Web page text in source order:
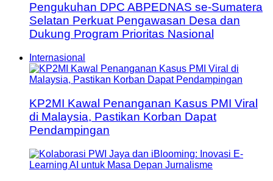
Pengukuhan DPC ABPEDNAS se-Sumatera
Selatan Perkuat Pengawasan Desa dan
Dukung Program Prioritas Nasional
Internasional
KP2MI Kawal Penanganan Kasus PMI Viral
di Malaysia, Pastikan Korban Dapat
Pendampingan